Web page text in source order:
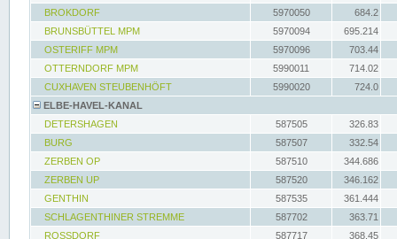
BROKDORF
5970050
684.2
BRUNSBÜTTEL MPM
5970094
695.214
OSTERIFF MPM
5970096
703.44
OTTERNDORF MPM
5990011
714.02
CUXHAVEN STEUBENHÖFT
5990020
724.0
ELBE-HAVEL-KANAL
DETERSHAGEN
587505
326.83
BURG
587507
332.54
ZERBEN OP
587510
344.686
ZERBEN UP
587520
346.162
GENTHIN
587535
361.444
SCHLAGENTHINER STREMME
587702
363.71
ROSSDORF
587717 368.45